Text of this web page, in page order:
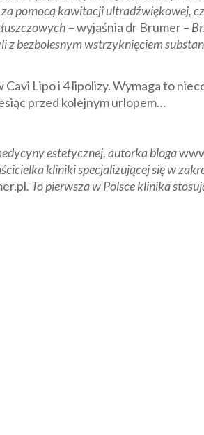
pomocą kawitacji ultradźwiękowej,
– wyjaśnia dr Brumer –
z bezbolesnym wstrzyknięciem
Lipo i 4 lipolizy. Wymaga to
przed kolejnym urlopem…
estetycznej, autorka bloga
kliniki specjalizującej się w
. To pierwsza w Polsce klinika